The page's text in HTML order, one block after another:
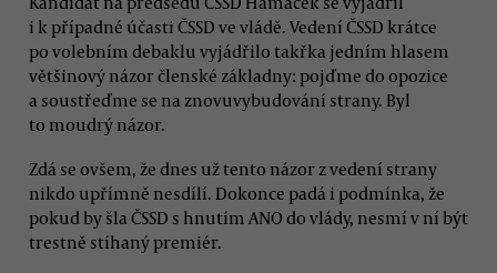
i k případné účasti ČSSD ve vládě. Vedení ČSSD krátce
po volebním debaklu vyjádřilo takřka jedním hlasem
většinový názor členské základny: pojďme do opozice
a soustřeďme se na znovuvybudování strany. Byl
to moudrý názor.
Zdá se ovšem, že dnes už tento názor z vedení strany
nikdo upřímně nesdílí. Dokonce padá i podmínka, že
pokud by šla ČSSD s hnutím ANO do vlády, nesmí v ní být
trestně stíhaný premiér.